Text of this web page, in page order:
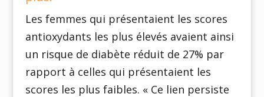
Les femmes qui présentaient les scores
antioxydants les plus élevés avaient ainsi
un risque de diabète réduit de 27% par
rapport à celles qui présentaient les
scores les plus faibles. « Ce lien persiste